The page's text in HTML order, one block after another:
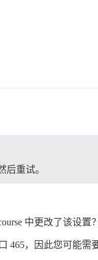
重试。
中更改了该设置？
，因此您可能需